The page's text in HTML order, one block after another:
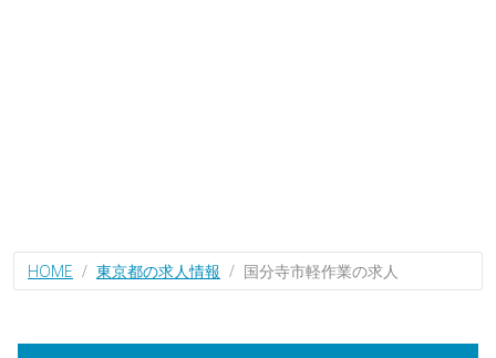
HOME 東京都の求人情報 国分寺市軽作業の求人